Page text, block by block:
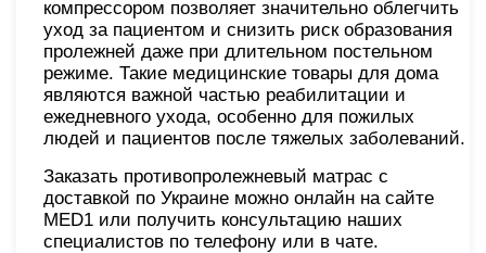
компрессором позволяет значительно облегчить
уход за пациентом и снизить риск образования
пролежней даже при длительном постельном
режиме. Такие медицинские товары для дома
являются важной частью реабилитации и
ежедневного ухода, особенно для пожилых
людей и пациентов после тяжелых заболеваний.
Заказать противопролежневый матрас с
доставкой по Украине можно онлайн на сайте
MED1 или получить консультацию наших
специалистов по телефону или в чате.